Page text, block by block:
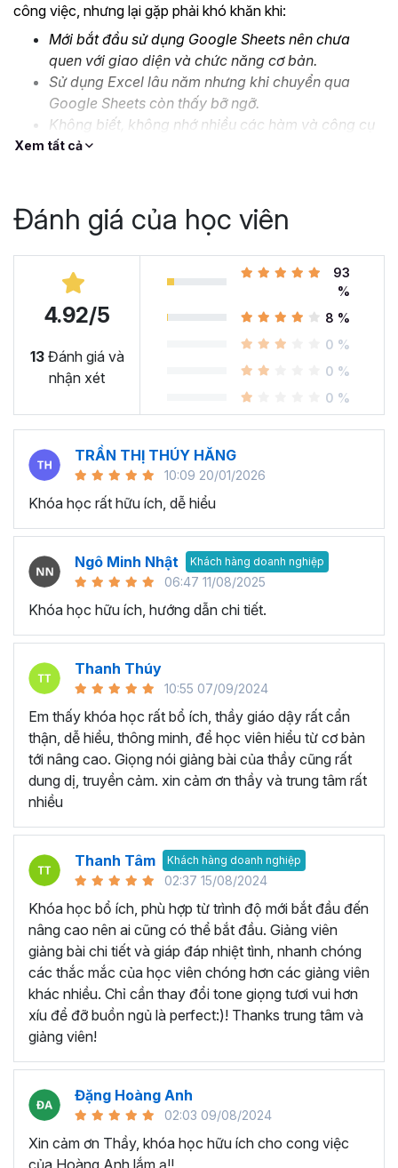
công việc, nhưng lại gặp phải khó khăn khi:
Mới bắt đầu sử dụng Google Sheets nên chưa
quen với giao diện và chức năng cơ bản.
Sử dụng Excel lâu năm nhưng khi chuyển qua
Google Sheets còn thấy bỡ ngỡ.
Không biết, không nhớ nhiều các hàm và công cụ
nâng cao.
….
Đó là lý do mà Gitiho cho ra mắt khóa họcGoogle Sheet
từ Cơ bản đến Nâng cao, công cụ thay thế Excel
bạn bắt đầu làm quen và ứng dụng thành thạo công cụ
này vào công việc. Cùng xem nhé!
Tại sao bạn nên học Google
Sheet?
rất nhiều. Thay vì gần như chỉ sử dụng
chuyển dịch nhiều sang các công cụ online và có khả
trình bảng tính trực tuyến phổ biến nhất cung cấp các giải
pháp mà nhiều công ty sử dụng được phát hành bởi
Google.
Tại sao tham gia khóa học
Google Sheet của Gitiho?
Khóa học Google Sheets thực hành cầm tay chỉ việc từ
cơ bản đến nâng cao giúp bạn tiếp thu và ứng dụng kiến
nhanh chóng và tiện lợi nhất bởi giảng viên dày dặn kinh
nghiệm.
Khóa Google Sheets bao gồm5 Chương, 45 bài giảng,
8h 48m giờ
đi từ phần kiến thức căn bản, các thao tác cơ
dụng kết hợp các hàm đểphân tích dữ liệuvà lập bản báo
cáo trên Google trang tính.
Bạn sẽ nắm vững các công thức mới và tìm hiểu chức
năng mới để có thể tìm ra những cách tốt hơn để thiết lập
bảng tính hiện có của mình. Khóa học Google Sheets
online này có rất nhiều ví dụ thực tế trong công việc, giúp
bạn hình thành tư duy xử lý vấn đề với Google Sheet.
Khóa học Google Sheet này
dành cho ai?
trong công việc, thì khóa học này hoàn toàn phù hợp với
bạn. Đặc biệt là với:
Người mới bắt đầu sử dụng Google Sheet, hoặc sử
Xem tất cả
Đánh giá của học viên
4.92/5
13Đánh giá và
nhận xét
93
%
8 %
0 %
0 %
0 %
TRẦN THỊ THÚY HĂNG
10:09 20/01/2026
Khóa học rất hữu ích, dễ hiểu
Ngô Minh Nhật Khách hàng doanh nghiệp
06:47 11/08/2025
Khóa học hữu ích, hướng dẫn chi tiết.
Thanh Thúy
10:55 07/09/2024
Em thấy khóa học rất bổ ích, thầy giáo dậy rất cẩn
thận, dễ hiểu, thông minh, để học viên hiểu từ cơ bản
tới nâng cao. Giọng nói giảng bài của thầy cũng rất
dung dị, truyền cảm. xin cảm ơn thầy và trung tâm rất
nhiều
Thanh Tâm Khách hàng doanh nghiệp
02:37 15/08/2024
Khóa học bổ ích, phù hợp từ trình độ mới bắt đầu đến
nâng cao nên ai cũng có thể bắt đầu. Giảng viên
giảng bài chi tiết và giáp đáp nhiệt tình, nhanh chóng
các thắc mắc của học viên chóng hơn các giảng viên
khác nhiều. Chỉ cần thay đổi tone giọng tươi vui hơn
xíu để đỡ buồn ngủ là perfect:)! Thanks trung tâm và
giảng viên!
Đặng Hoàng Anh
02:03 09/08/2024
Xin cảm ơn Thầy, khóa học hữu ích cho cong việc